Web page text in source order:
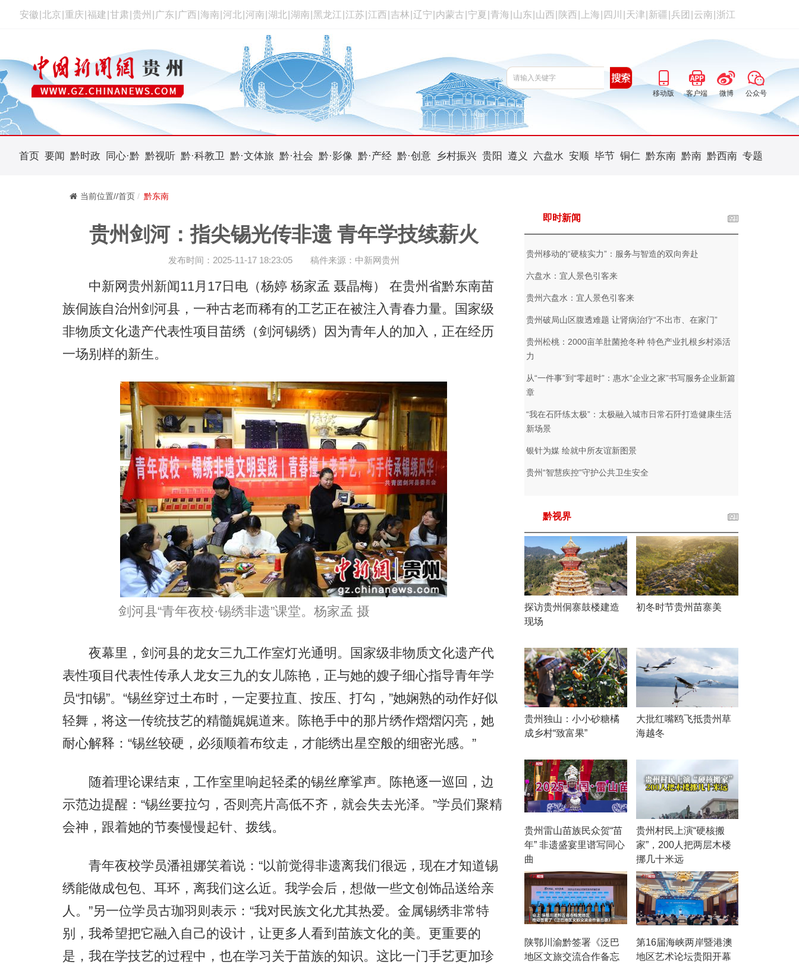
安徽 北京 重庆 福建 甘肃 贵州 广东 广西 海南 河北 河南 湖北 湖南 黑龙江 江苏 江西 吉林 辽宁 内蒙古 宁夏 青海 山东 山西 陕西 上海 四川 天津 新疆 兵团 云南 浙江
移动版 客户端 微博 公众号
首页 要闻 黔时政 同心·黔 黔视听 黔·科教卫 黔·文体旅 黔·社会 黔·影像 黔·产经 黔·创意 乡村振兴 贵阳 遵义 六盘水 安顺 毕节 铜仁 黔东南 黔南 黔西南 专题
当前位置//首页 黔东南
贵州剑河：指尖锡光传非遗 青年学技续薪火
发布时间：2025-11-17 18:23:05 稿件来源：中新网贵州
中新网贵州新闻11月17日电（杨婷 杨家孟 聂晶梅） 在贵州省黔东南苗
族侗族自治州剑河县，一种古老而稀有的工艺正在被注入青春力量。国家级
非物质文化遗产代表性项目苗绣（剑河锡绣）因为青年人的加入，正在经历
一场别样的新生。
剑河县“青年夜校·锡绣非遗”课堂。杨家孟 摄
夜幕里，剑河县的龙女三九工作室灯光通明。国家级非物质文化遗产代
表性项目代表性传承人龙女三九的女儿陈艳，正与她的嫂子细心指导青年学
员“扣锡”。“锡丝穿过土布时，一定要拉直、按压、打勾，”她娴熟的动作好似
轻舞，将这一传统技艺的精髓娓娓道来。陈艳手中的那片绣作熠熠闪亮，她
耐心解释：“锡丝较硬，必须顺着布纹走，才能绣出星空般的细密光感。”
随着理论课结束，工作室里响起轻柔的锡丝摩挲声。陈艳逐一巡回，边
示范边提醒：“锡丝要拉匀，否则亮片高低不齐，就会失去光泽。”学员们聚精
会神，跟着她的节奏慢慢起针、拨线。
青年夜校学员潘祖娜笑着说：“以前觉得非遗离我们很远，现在才知道锡
绣能做成包包、耳环，离我们这么近。我学会后，想做一些文创饰品送给亲
人。”另一位学员古珈羽则表示：“我对民族文化尤其热爱。金属锡绣非常特
别，我希望把它融入自己的设计，让更多人看到苗族文化的美。更重要的
是，我在学技艺的过程中，也在学习关于苗族的知识。这比一门手艺更加珍
即时新闻
贵州移动的“硬核实力”：服务与智造的双向奔赴
六盘水：宜人景色引客来
贵州六盘水：宜人景色引客来
贵州破局山区腹透难题 让肾病治疗“不出市、在家门”
贵州松桃：2000亩羊肚菌抢冬种 特色产业扎根乡村添活
力
从“一件事”到“零超时”：惠水“企业之家”书写服务企业新篇
章
“我在石阡练太极”：太极融入城市日常石阡打造健康生活
新场景
银针为媒 绘就中所友谊新图景
贵州“智慧疾控”守护公共卫生安全
黔视界
探访贵州侗寨鼓楼建造
现场
初冬时节贵州苗寨美
贵州独山：小小砂糖橘
成乡村“致富果”
大批红嘴鸥飞抵贵州草
海越冬
贵州雷山苗族民众贺“苗
年” 非遗盛宴里谱写同心
曲
贵州村民上演“硬核搬
家”，200人把两层木楼
挪几十米远
陕鄂川渝黔签署《泛巴
地区文旅交流合作备忘
第16届海峡两岸暨港澳
地区艺术论坛贵阳开幕